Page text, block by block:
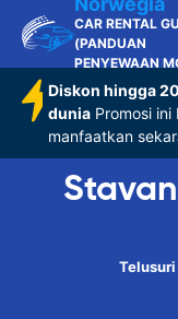
CAR RENTAL
(PANDUAN
PENYEWAAN
Diskon hingga
dunia Promosi
manfaatkan